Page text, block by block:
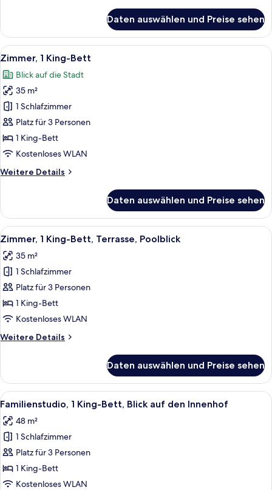
1
Schlafzimmer
Daten auswählen und Preise sehen
Alle
Fotos
für
Zimmer,
1 King-
Bett
anzeigen
Ein Hotelzimmer mit einem großen
11
Zimmer, 1 King-Bett
Blick auf die Stadt
35 m²
1 Schlafzimmer
Platz für 3 Personen
1 King-Bett
Kostenloses WLAN
Weitere Details
Weitere
1 King-
Bett
Daten auswählen und Preise sehen
Alle
Fotos
für
Zimmer,
1 King-
Bett,
Terrasse,
anzeigen
Ein modernes Hotelzimmer mit
11
Zimmer, 1 King-Bett, Terrasse, Poolblick
35 m²
1 Schlafzimmer
Platz für 3 Personen
1 King-Bett
Kostenloses WLAN
Weitere Details
Weitere
1 King-
Bett,
Terrasse,
Daten auswählen und Preise sehen
Alle
Fotos
für
Familienstudio,
1 King-
Bett,
Blick
Ein Hotelzimmer mit einem großen
9
Familienstudio, 1 King-Bett, Blick auf den Innenhof
48 m²
1 Schlafzimmer
Platz für 3 Personen
1 King-Bett
Kostenloses WLAN